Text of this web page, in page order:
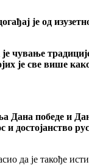
је од
чување
је све више
Дана победе и
и достојанство
да је такође